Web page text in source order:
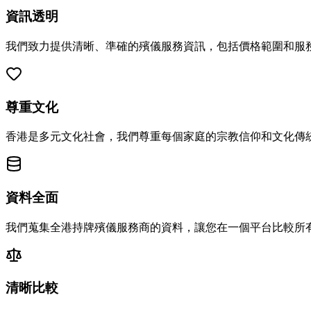
資訊透明
我們致力提供清晰、準確的殯儀服務資訊，包括價格範圍和服
尊重文化
香港是多元文化社會，我們尊重每個家庭的宗教信仰和文化傳
資料全面
我們蒐集全港持牌殯儀服務商的資料，讓您在一個平台比較所
清晰比較